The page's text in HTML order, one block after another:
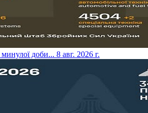
доби... 8 авг. 2026 г.